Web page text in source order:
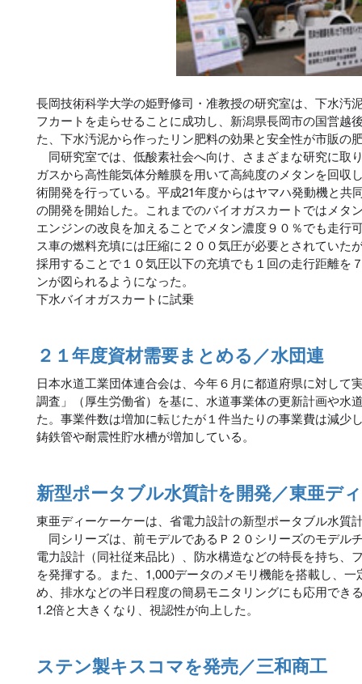
長岡技術科学大学の姫野修司・准教授の研究室は、下水汚
フカートを走らせることに成功し、新潟県長岡市の国営越
た、下水汚泥から作ったリン肥料の効果と安全性が市販の
同研究室では、低酸素社会へ向け、さまざまな研究に取
ガスから高性能気体分離膜を用いて高純度のメタンを回収
術開発を行っている。平成21年度からはヤマハ発動機と共
の開発を開始した。これまでのバイオガスカートではメタ
エンジンの改良を加えることでメタン濃度９０％でも走行
ス車の燃料充填には圧縮に２００気圧が必要とされていた
採用することで１０気圧以下の充填でも１回の走行距離を
ンが図られるようになった。
下水バイオガスカートに試乗
２１年度資材需要まとめる／水団連
日本水道工業団体連合会は、今年６月に都道府県に対して
調査」（厚生労働省）を基に、水道事業体の更新計画や水
た。事業件数は増加に転じたが１件当たりの事業費は減少
鋳鉄管や耐震性貯水槽が増加している。
新型ポータブル水質計を開発／東亜デ
東亜ディーケーケーは、省電力設計の新型ポータブル水質
同シリーズは、前モデルであるＰ２０シリーズのモデル
電力設計（同社従来品比）、防水構造などの特長を持ち、
を発揮する。また、1,000データのメモリ機能を搭載し、
め、排水などの半日程度の簡易モニタリングにも応用でき
1.2倍と大きくなり、視認性が向上した。
ステン製キスコマを発売／三和商工